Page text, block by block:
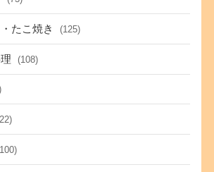
たこ焼き (125)
(108)